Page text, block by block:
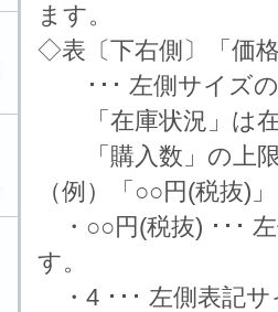
ます。
◇表〔下右側〕「価
･･･ 左側サイズの
「在庫状況」は在
「購入数」の上限
（例）「○○円(税抜)
・○○円(税抜) ･･･
す。
・4 ･･･ 左側表記